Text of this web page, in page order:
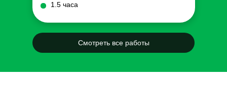
1.5 часа
Смотреть все работы